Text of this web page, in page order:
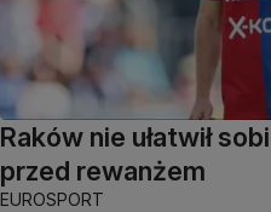
Raków nie ułatwił
przed rewanżem
EUROSPORT